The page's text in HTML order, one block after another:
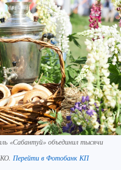
«Сабантуй» объединил тысячи
Перейти в Фотобанк КП